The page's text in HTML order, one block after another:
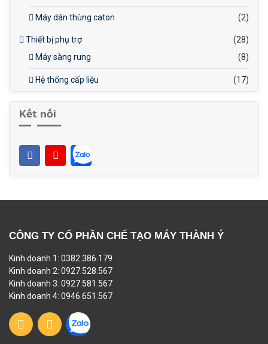
Máy dán thùng caton (2)
Thiết bị phụ trợ
(28)
Máy sàng rung
(8)
Hệ thống cấp liệu (17)
Kết nối
CÔNG TY CỔ PHẦN CHẾ TẠO MÁY THÀNH Ý
Kinh doanh 1: 0382.386.179
Kinh doanh 2: 0927.528.567
Kinh doanh 3: 0927.581.567
Kinh doanh 4: 0946.651.567